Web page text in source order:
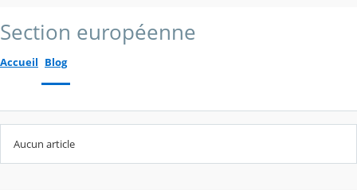
Section européenne
Accueil Blog
Aucun article